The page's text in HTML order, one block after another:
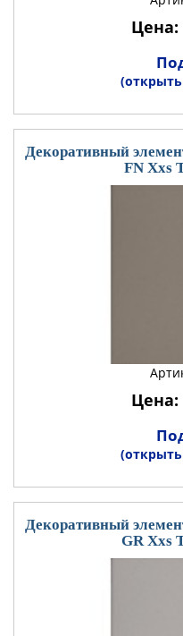
Цена:
Декоративный
FN Xxs
Цена:
Декоративный
GR Xxs